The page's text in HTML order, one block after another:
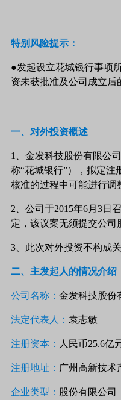
特别风险提示：
●发起设立花城银行事项
资未获批准及公司成立后
一、对外投资概述
1、金发科技股份有限公
称“花城银行”），拟定
核准的过程中可能进行调
2、公司于2015年6月3日
定，该议案无须提交公司
3、此次对外投资不构成
二、主发起人的情况介绍
公司名称： 金发科技股份
法定代表人： 袁志敏
注册资本： 人民币25.6亿
注册地址： 广州高新技术
企业类型： 股份有限公司